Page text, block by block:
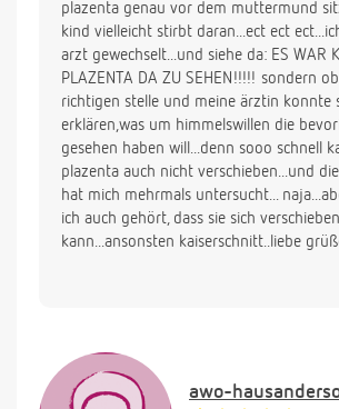
plazenta genau vor dem muttermund
kind vielleicht stirbt daran...ect ect
arzt gewechselt...und siehe da: ES WAR
PLAZENTA DA ZU SEHEN!!!!! sondern
richtigen stelle und meine ärztin konnte
erklären,was um himmelswillen die
gesehen haben will...denn sooo schnell
plazenta auch nicht verschieben...und
hat mich mehrmals untersucht...
ich auch gehört, dass sie sich verschieben
kann...ansonsten kaiserschnitt..liebe
awo-